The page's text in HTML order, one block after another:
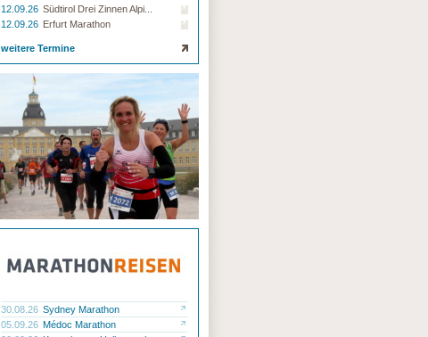
12.09.26 Südtirol Drei Zinnen Alpi...
12.09.26 Erfurt Marathon
weitere Termine
30.08.26 Sydney Marathon
05.09.26 Médoc Marathon